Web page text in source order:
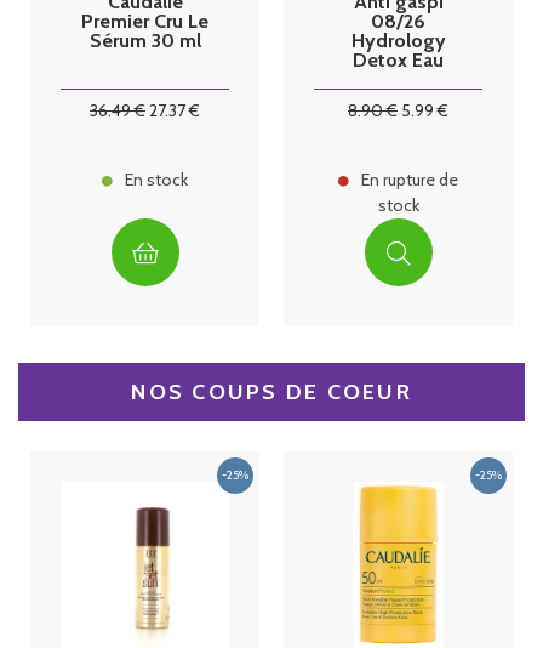
Premier Cru Le
Sérum 30 ml
36.49€27.37€
En stock
08/26
Hydrology
Detox Eau
sucre
8.90€ 5.99 €
En rupture de
stock
NOS COUPS DE COEUR